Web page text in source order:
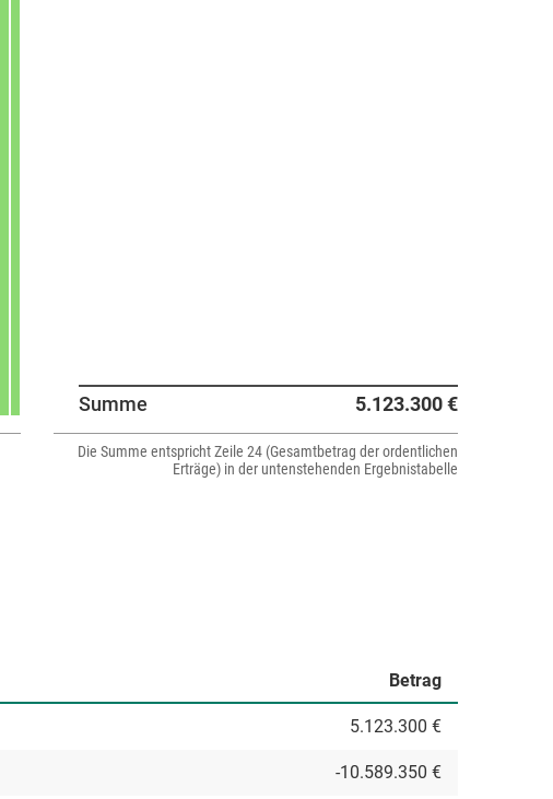
Summe 5.123.300 €
Die Summe entspricht Zeile 24 (Gesamtbetrag der ordentlichen
Erträge) in der untenstehenden Ergebnistabelle
Betrag
5.123.300 €
-10.589.350 €